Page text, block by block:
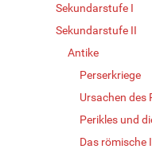
Sekundarstufe I
Sekundarstufe II
Antike
Perserkriege
Ursachen des
Perikles und
Das römische